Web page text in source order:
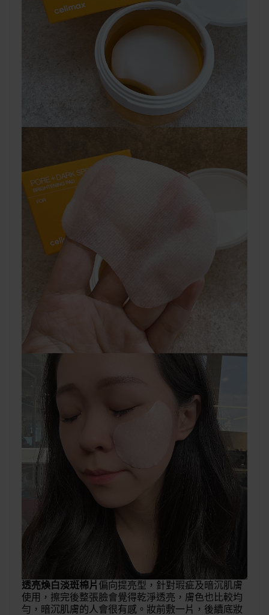
透亮煥白淡斑棉片 偏向提亮型，針對瑕疵及暗沉肌膚
使用，擦完後整張臉會覺得乾淨透亮，膚色也比較均
勻，暗沉肌膚的人會很有感。妝前敷一片，後續底妝